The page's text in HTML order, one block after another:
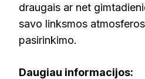
draugais ar net
savo linksmos
pasirinkimo.
Daugiau informacijos: